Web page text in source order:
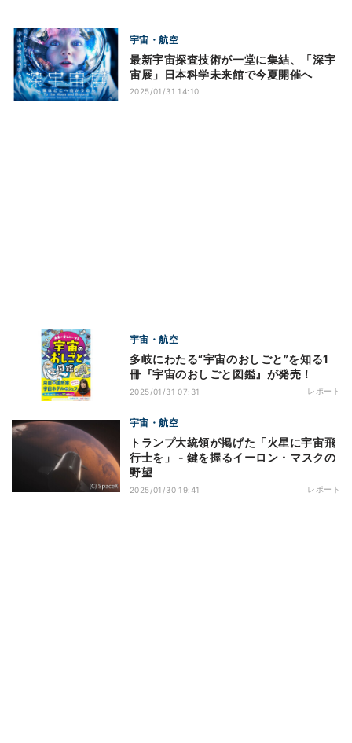
宇宙・航空
最新宇宙探査技術が一堂に集結、「深宇
宙展」日本科学未来館で今夏開催へ
2025/01/31 14:10
宇宙・航空
多岐にわたる“宇宙のおしごと”を知る1
冊『宇宙のおしごと図鑑』が発売！
2025/01/31 07:31 レポート
宇宙・航空
トランプ大統領が掲げた「火星に宇宙飛
行士を」 - 鍵を握るイーロン・マスクの
野望
2025/01/30 19:41 レポート